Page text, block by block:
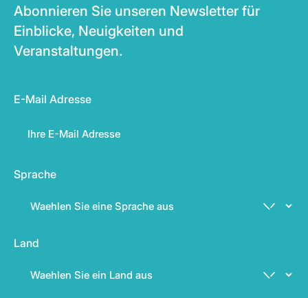
Abonnieren Sie unseren Newsletter für
Einblicke, Neuigkeiten und
Veranstaltungen.
E-Mail Adresse
Sprache
Land